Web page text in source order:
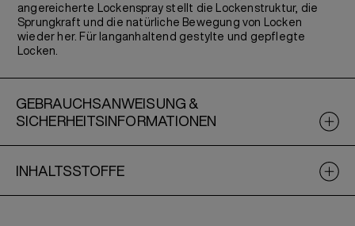
angereicherte Lockenspray stellt die Lockenstruktur, die
Sprungkraft und die natürliche Bewegung von Locken
wieder her. Für langanhaltend gestylte und gepflegte
Locken.
GEBRAUCHSANWEISUNG &
SICHERHEITSINFORMATIONEN
INHALTSSTOFFE